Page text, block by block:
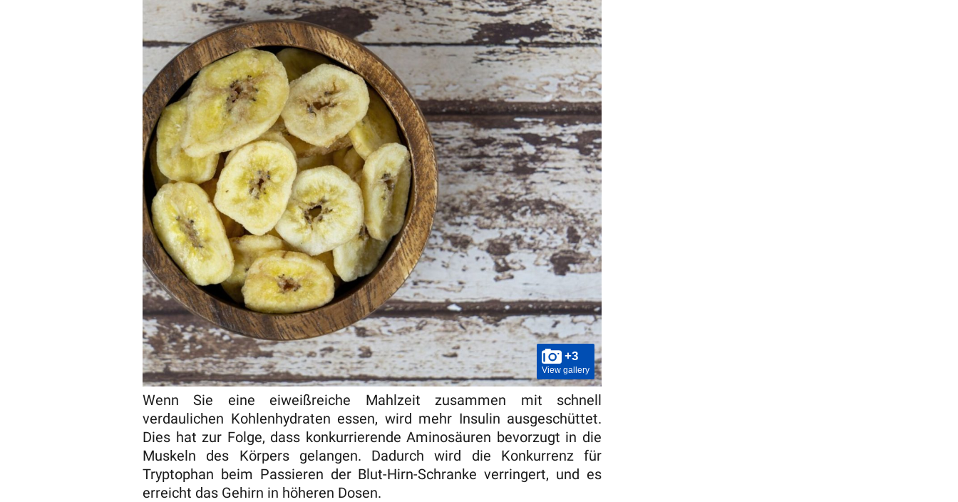
+3
View gallery
Wenn Sie eine eiweißreiche Mahlzeit zusammen mit schnell
verdaulichen Kohlenhydraten essen, wird mehr Insulin ausgeschüttet.
Dies hat zur Folge, dass konkurrierende Aminosäuren bevorzugt in die
Muskeln des Körpers gelangen. Dadurch wird die Konkurrenz für
Tryptophan beim Passieren der Blut-Hirn-Schranke verringert, und es
erreicht das Gehirn in höheren Dosen.